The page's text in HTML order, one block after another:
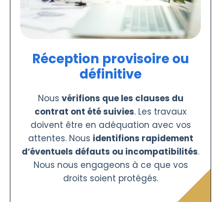
Réception provisoire ou
définitive
Nous vérifions que les clauses du
contrat ont été suivies. Les travaux
doivent être en adéquation avec vos
attentes. Nous identifions rapidement
d’éventuels défauts ou incompatibilités.
Nous nous engageons à ce que vos
droits soient protégés.